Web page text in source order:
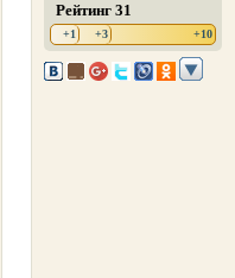
Рейтинг 31
+1 +3 +10